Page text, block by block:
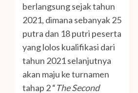
berlangsung sejak tahun
2021, dimana sebanyak 25
putra dan 18 putri peserta
yang lolos kualifikasi dari
tahun 2021 selanjutnya
akan maju ke turnamen
tahap 2 “The Second